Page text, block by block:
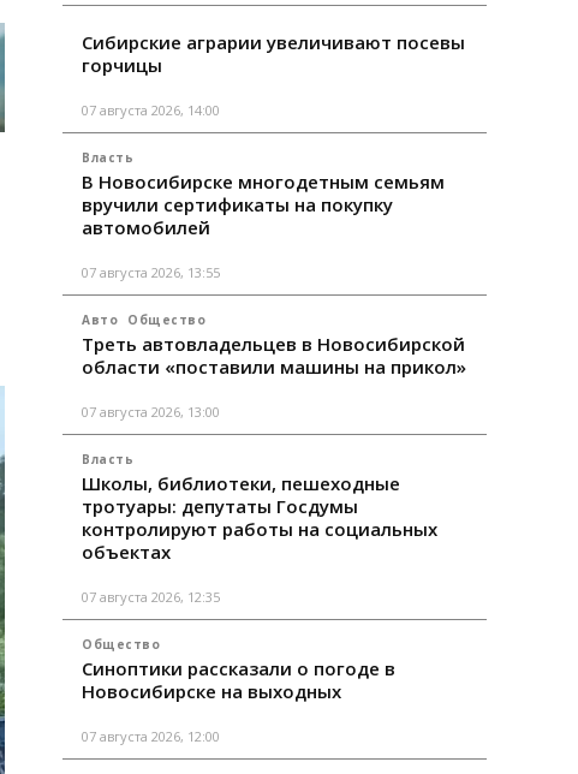
Сибирские аграрии увеличивают посевы
горчицы
07 августа 2026, 14:00
Власть
В Новосибирске многодетным семьям
вручили сертификаты на покупку
автомобилей
07 августа 2026, 13:55
Авто Общество
Треть автовладельцев в Новосибирской
области «поставили машины на прикол»
07 августа 2026, 13:00
Власть
Школы, библиотеки, пешеходные
тротуары: депутаты Госдумы
контролируют работы на социальных
объектах
07 августа 2026, 12:35
Общество
Синоптики рассказали о погоде в
Новосибирске на выходных
07 августа 2026, 12:00